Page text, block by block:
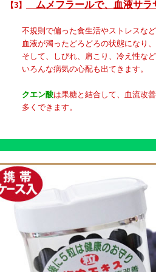
3】 ムメフラールで、血液サラ
規則で偏った食生活やストレスなど
液が濁ったどろどろの状態になり、流
して、しびれ、肩こり、冷え性などの
ろんな病気の心配も出てきます。
エン酸は果糖と結合して、血流改
くできます。